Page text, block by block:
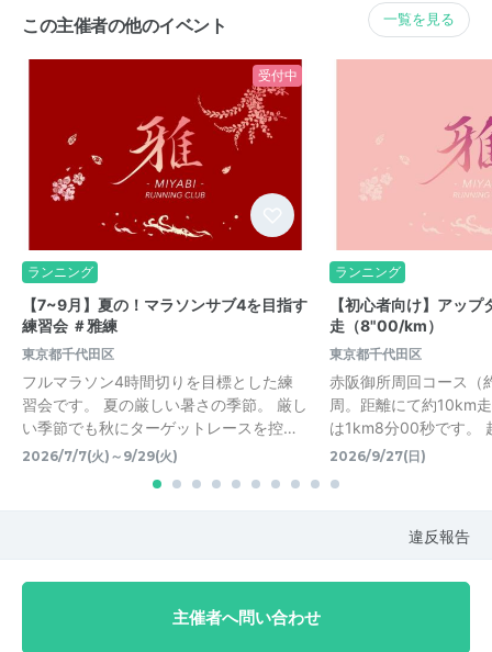
この主催者の他のイベント 一覧を見る
受付中
ランニング
【7~9月】夏の！マラソンサブ4を目指す
練習会 ＃雅練
東京都千代田区
フルマラソン4時間切りを目標とした練
習会です。 夏の厳しい暑さの季節。 厳し
い季節でも秋にターゲットレースを控…
2026/7/7(火)～9/29(火)
ランニング
【初心者向け】アッ
走（8"00/km）
東京都千代田区
赤阪御所周回コース（
周。距離にて約10km
は1km8分00秒です。
2026/9/27(日)
違反報告
主催者へ問い合わせ